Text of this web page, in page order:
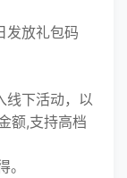
放礼包码
下活动，以
额,支持高档